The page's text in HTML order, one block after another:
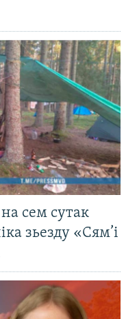
сем сутак
зьезду «Сям’і